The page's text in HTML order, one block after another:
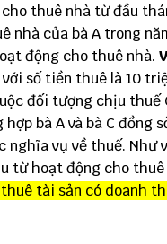
cho thuê nhà từ đầu
của bà A trong
động cho thuê nhà.
số tiền thuê là 10
đối tượng chịu
hợp bà A và bà C đồng
vụ về thuế.
từ hoạt động cho
thuê tài sản có doanh